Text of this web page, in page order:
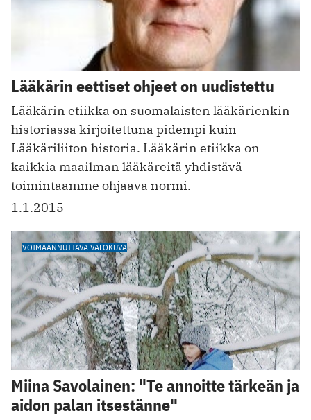
Lääkärin eettiset ohjeet on uudistettu
Lääkärin etiikka on suomalaisten lääkärienkin
historiassa kirjoitettuna pidempi kuin
Lääkäriliiton historia. Lääkärin etiikka on
kaikkia maailman lääkäreitä yhdistävä
toimintaamme ohjaava normi.
1.1.2015
VOIMAANNUTTAVA VALOKUVA
Miina Savolainen: "Te annoitte tärkeän ja
aidon palan itsestänne"